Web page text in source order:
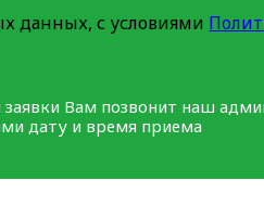
данных, с условиями
заявки Вам позвонит наш
дату и время приема